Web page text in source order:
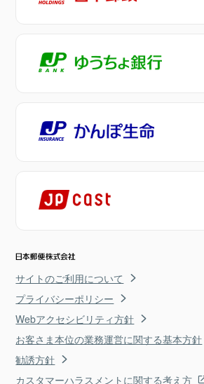
サイトのご利用について
プライバシーポリシー
Webアクセシビリティ方針
お客さま本位の業務運営に関する基本方針
勧誘方針
カスタマーハラスメントに関する考え方